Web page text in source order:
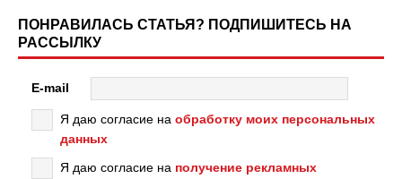
ПОНРАВИЛАСЬ СТАТЬЯ? ПОДПИШИТЕСЬ НА
РАССЫЛКУ
E-mail
Я даю согласие на обработку моих персональных
данных
Я даю согласие на получение рекламных